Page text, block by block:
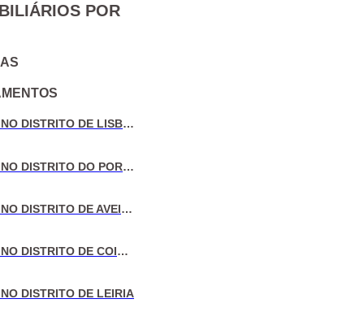
POR
VENDA DE MORADIAS NO DISTRITO DE LISBOA
VENDA DE MORADIAS NO DISTRITO DO PORTO
VENDA DE MORADIAS NO DISTRITO DE AVEIRO
VENDA DE MORADIAS NO DISTRITO DE COIMBRA
DISTRITO DE LEIRIA